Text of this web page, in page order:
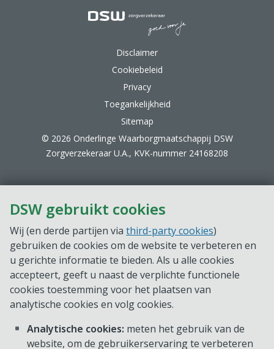
DSW gebruikt cookies
Wij (en derde partijen via third-party cookies)
gebruiken de cookies om de website te verbeteren en
u gerichte informatie te bieden. Als u alle cookies
accepteert, geeft u naast de verplichte functionele
cookies toestemming voor het plaatsen van
analytische cookies en volg cookies.
Analytische cookies: meten het gebruik van de
website, om de gebruikerservaring te verbeteren
Disclaimer
Cookiebeleid
Privacy
Toegankelijkheid
Sitemap
© 2026 Onderlinge Waarborgmaatschappij DSW
Zorgverzekeraar U.A., KVK-nummer 24168208